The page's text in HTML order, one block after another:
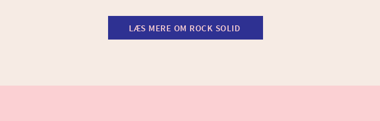
LÆS MERE OM ROCK SOLID